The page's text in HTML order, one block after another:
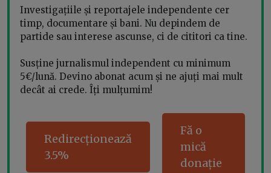
Investigațiile și reportajele independente cer
timp, documentare și bani. Nu depindem de
partide sau interese ascunse, ci de cititori ca tine.
Susține jurnalismul independent cu minimum
5€/lună. Devino abonat acum și ne ajuți mai mult
decât ai crede. Îți mulțumim!
Redirecționează
3.5%
Fă o
mică
donație